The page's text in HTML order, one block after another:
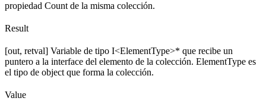
propiedad Count de la misma colección.
Result
[out, retval] Variable de tipo I<ElementType>* que recibe un
puntero a la interface del elemento de la colección. ElementType es
el tipo de object que forma la colección.
Value